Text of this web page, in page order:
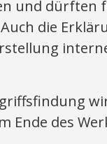
und dürften
die
Ende des